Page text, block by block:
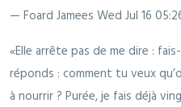
— Foard Jamees Wed Jul 16
«Elle arrête pas de me dire :
réponds : comment tu veux
à nourrir ? Purée, je fais déjà